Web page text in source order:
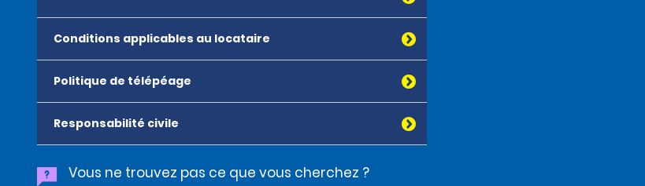
Conditions applicables au locataire
Politique de télépéage
Responsabilité civile
Vous ne trouvez pas ce que vous cherchez ?